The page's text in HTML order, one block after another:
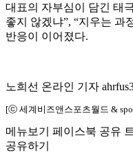
대표의 자부심이 담긴 태
좋지 않겠냐”, “지우는 과
반응이 이어졌다.
노희선 온라인 기자
[ⓒ 세계비즈앤스포츠월드 &
메뉴보기 페이스북 공유
공유하기